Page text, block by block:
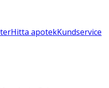
Hitta apotekKundservice